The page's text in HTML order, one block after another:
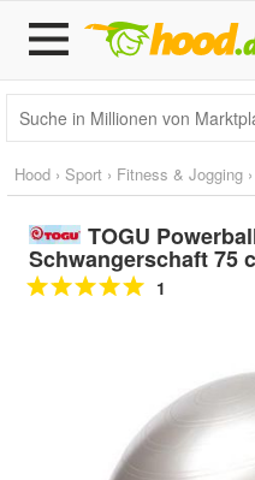
Hood › Sport › Fitness & Jogging ›
TOGU
Schwangerschaft 75
1